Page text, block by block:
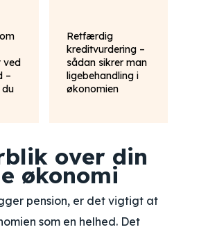
ved
–
du
Retfærdig
kreditvurdering –
sådan sikrer man
ligebehandling i
økonomien
over din
økonomi
pension, er det vigtigt at
som en helhed. Det